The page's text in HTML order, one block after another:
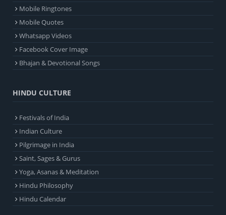
Mobile Ringtones
Mobile Quotes
Whatsapp Videos
Facebook Cover Image
Bhajan & Devotional Songs
HINDU CULTURE
Festivals of India
Indian Culture
Pilgrimage in India
Saint, Sages & Gurus
Yoga, Asanas & Meditation
Hindu Philosophy
Hindu Calendar